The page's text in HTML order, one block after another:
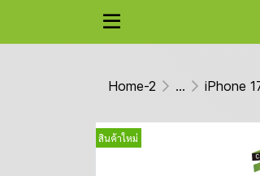
Home-2 ... iPhone
สินค้าใหม่